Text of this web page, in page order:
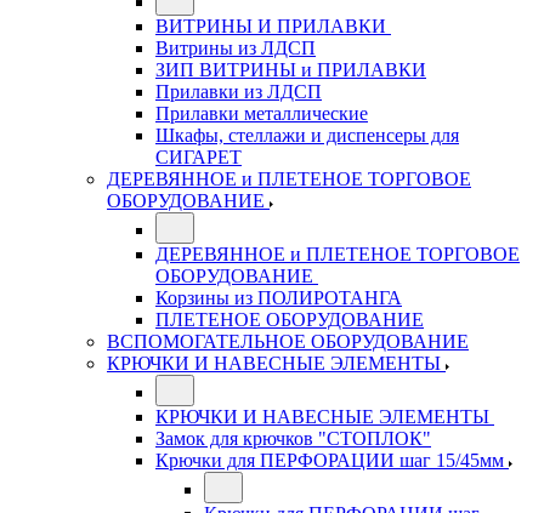
ВИТРИНЫ И ПРИЛАВКИ
Витрины из ЛДСП
ЗИП ВИТРИНЫ и ПРИЛАВКИ
Прилавки из ЛДСП
Прилавки металлические
Шкафы, стеллажи и диспенсеры для
СИГАРЕТ
ДЕРЕВЯННОЕ и ПЛЕТЕНОЕ ТОРГОВОЕ
ОБОРУДОВАНИЕ
ДЕРЕВЯННОЕ и ПЛЕТЕНОЕ ТОРГОВОЕ
ОБОРУДОВАНИЕ
Корзины из ПОЛИРОТАНГА
ПЛЕТЕНОЕ ОБОРУДОВАНИЕ
ВСПОМОГАТЕЛЬНОЕ ОБОРУДОВАНИЕ
КРЮЧКИ И НАВЕСНЫЕ ЭЛЕМЕНТЫ
КРЮЧКИ И НАВЕСНЫЕ ЭЛЕМЕНТЫ
Замок для крючков "СТОПЛОК"
Крючки для ПЕРФОРАЦИИ шаг 15/45мм